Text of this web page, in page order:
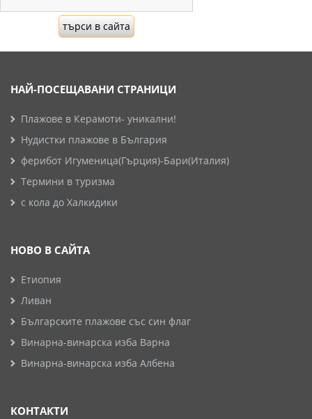
НАЙ-ПОСЕЩАВАНИ СТРАНИЦИ
Плажове в Керамоти- уникални!
Нудистки плажове в България
ферибот Игуменица(Гърция)-Бари(Италия)
Термини в туризма
с кола до Халкидики
НОВО В САЙТА
Етиопия
Ливан
Българските плажове със син флаг
Винарна-винарска изба Варна
Винарна-винарска изба Албена
КОНТАКТИ